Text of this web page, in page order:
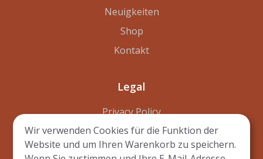
Neuigkeiten
Shop
Kontakt
Legal
Privacy Policy
Disclaimer
Terms of Use
Wir verwenden Cookies für die Funktion der
Website und um Ihren Warenkorb zu speichern.